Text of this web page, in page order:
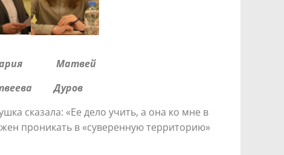
Матвей
Дуров
сказала: «Ее дело учить, а она ко мне в
проникать в «суверенную территорию»